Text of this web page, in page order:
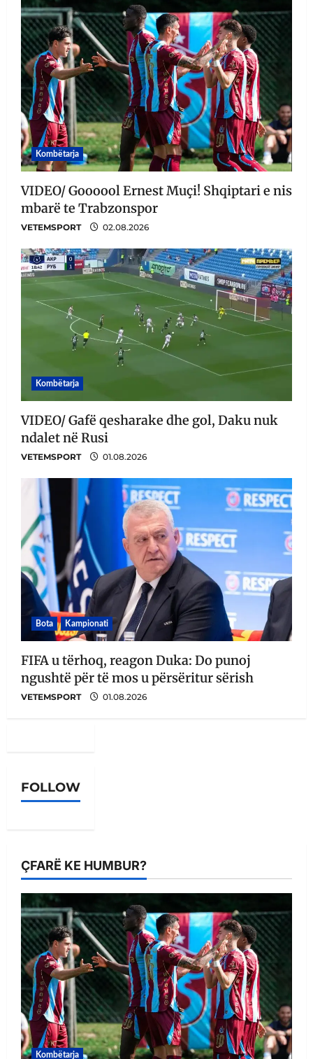
Kombëtarja
VIDEO/ Goooool Ernest Muçi! Shqiptari e nis
mbarë te Trabzonspor
VETEMSPORT 02.08.2026
Kombëtarja
VIDEO/ Gafë qesharake dhe gol, Daku nuk
ndalet në Rusi
VETEMSPORT 01.08.2026
Bota Kampionati
FIFA u tërhoq, reagon Duka: Do punoj
ngushtë për të mos u përsëritur sërish
VETEMSPORT 01.08.2026
FOLLOW
ÇFARË KE HUMBUR?
Kombëtarja